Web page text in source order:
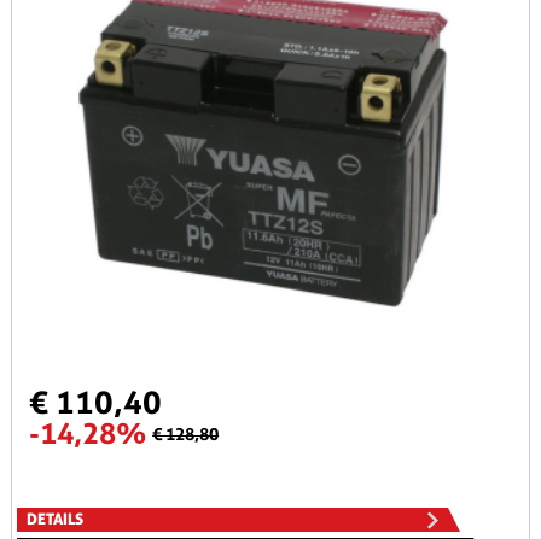
€ 110,40
-14,28% € 128,80
DETAILS